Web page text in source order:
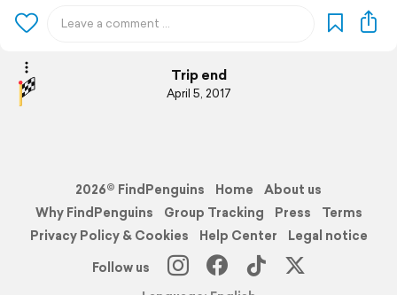
Trip end
April 5, 2017
2026© FindPenguins Home
About us
Why FindPenguins
Group Tracking Press
Terms
Privacy Policy & Cookies
Help Center
Legal notice
Follow us